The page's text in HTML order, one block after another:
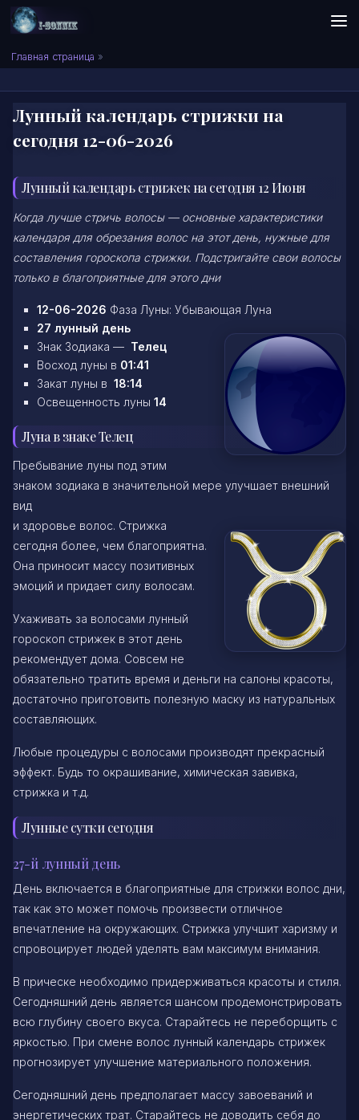
Skip to content
Сонник I-SONNIK.COM
Главная страница »
Лунный календарь стрижки на
сегодня 12-06-2026
Лунный календарь стрижек на сегодня 12 Июня
Когда лучше стричь волосы — основные характеристики
календаря для обрезания волос на этот день, нужные для
составления гороскопа стрижки. Подстригайте свои волосы
только в благоприятные для этого дни
12-06-2026 Фаза Луны: Убывающая Луна
27 лунный день
Знак Зодиака — Телец
Восход луны в 01:41
Закат луны в 18:14
Освещенность луны 14
Луна в знаке Телец
Пребывание луны под этим
знаком зодиака в значительной мере улучшает внешний
вид
и здоровье волос. Стрижка
сегодня более, чем благоприятна.
Она приносит массу позитивных
эмоций и придает силу волосам.
Ухаживать за волосами лунный
гороскоп стрижек в этот день
рекомендует дома. Совсем не
обязательно тратить время и деньги на салоны красоты,
достаточно приготовить полезную маску из натуральных
составляющих.
Любые процедуры с волосами производят прекрасный
эффект. Будь то окрашивание, химическая завивка,
стрижка и т.д.
Лунные сутки сегодня
27-й лунный день
День включается в благоприятные для стрижки волос дни,
так как это может помочь произвести отличное
впечатление на окружающих. Стрижка улучшит харизму и
спровоцирует людей уделять вам максимум внимания.
В прическе необходимо придерживаться красоты и стиля.
Сегодняшний день является шансом продемонстрировать
всю глубину своего вкуса. Старайтесь не переборщить с
яркостью. При смене волос лунный календарь стрижек
прогнозирует улучшение материального положения.
Сегодняшний день предполагает массу завоеваний и
энергетических трат. Старайтесь не доводить себя до